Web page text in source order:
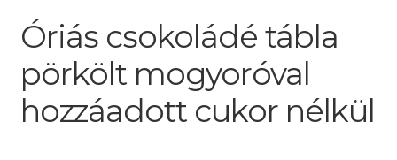
Óriás csokoládé tábla
pörkölt mogyoróval
hozzáadott cukor nélkül